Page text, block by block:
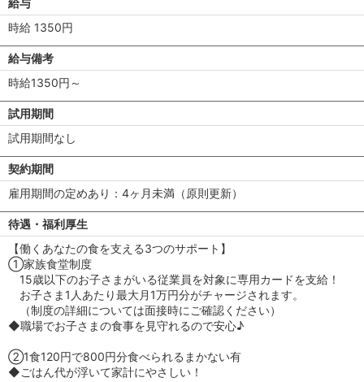
時給 1350円
給与備考
時給1350円～
試用期間
試用期間なし
契約期間
雇用期間の定めあり：4ヶ月未満（原則更新）
待遇・福利厚生
【働くあなたの食を支える3つのサポート】
①家族食堂制度
15歳以下のお子さまがいる従業員を対象に専用カードを支給！
お子さま1人あたり最大月1万円分がチャージされます。
（制度の詳細については面接時にご確認ください）
◆職場でお子さまの食事を見守れるので安心♪
②1食120円で800円分食べられるまかない有
◆ごはん代が浮いて家計にやさしい！